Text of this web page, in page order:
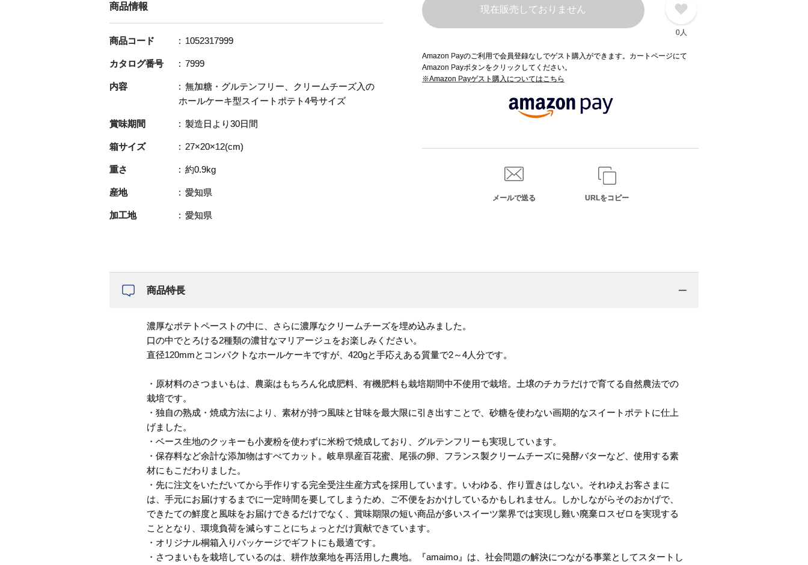
現在販売しておりません
0人
Amazon Payのご利用で会員登録なしでゲスト購入ができます。カートページにて
Amazon Payボタンをクリックしてください。
※Amazon Payゲスト購入についてはこちら
メールで送る URLをコピー
商品情報
商品コード 1052317999
カタログ番号 7999
内容
無加糖・グルテンフリー、クリームチーズ入の
ホールケーキ型スイートポテト4号サイズ
賞味期間 製造日より30日間
箱サイズ 27×20×12(cm)
重さ 約0.9kg
産地 愛知県
加工地 愛知県
商品特長
濃厚なポテトペーストの中に、さらに濃厚なクリームチーズを埋め込みました。
口の中でとろける2種類の濃甘なマリアージュをお楽しみください。
直径120mmとコンパクトなホールケーキですが、420gと手応えある質量で2～4人分です。
・原材料のさつまいもは、農薬はもちろん化成肥料、有機肥料も栽培期間中不使用で栽培。土壌のチカラだけで育てる自然農法での
栽培です。
・独自の熟成・焼成方法により、素材が持つ風味と甘味を最大限に引き出すことで、砂糖を使わない画期的なスイートポテトに仕上
げました。
・ベース生地のクッキーも小麦粉を使わずに米粉で焼成しており、グルテンフリーも実現しています。
・保存料など余計な添加物はすべてカット。岐阜県産百花蜜、尾張の卵、フランス製クリームチーズに発酵バターなど、使用する素
材にもこだわりました。
・先に注文をいただいてから手作りする完全受注生産方式を採用しています。いわゆる、作り置きはしない。それゆえお客さまに
は、手元にお届けするまでに一定時間を要してしまうため、ご不便をおかけしているかもしれません。しかしながらそのおかげで、
できたての鮮度と風味をお届けできるだけでなく、賞味期限の短い商品が多いスイーツ業界では実現し難い廃棄ロスゼロを実現する
こととなり、環境負荷を減らすことにちょっとだけ貢献できています。
・オリジナル桐箱入りパッケージでギフトにも最適です。
・さつまいもを栽培しているのは、耕作放棄地を再活用した農地。『amaimo』は、社会問題の解決につながる事業としてスタートし